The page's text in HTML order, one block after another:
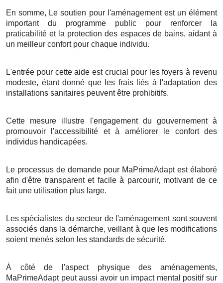
En somme, Le soutien pour l'aménagement est un élément
important du programme public pour renforcer la
praticabilité et la protection des espaces de bains, aidant à
un meilleur confort pour chaque individu.
L'entrée pour cette aide est crucial pour les foyers à revenu
modeste, étant donné que les frais liés à l'adaptation des
installations sanitaires peuvent être prohibitifs.
Cette mesure illustre l'engagement du gouvernement à
promouvoir l'accessibilité et à améliorer le confort des
individus handicapées.
Le processus de demande pour MaPrimeAdapt est élaboré
afin d'être transparent et facile à parcourir, motivant de ce
fait une utilisation plus large.
Les spécialistes du secteur de l'aménagement sont souvent
associés dans la démarche, veillant à que les modifications
soient menés selon les standards de sécurité.
À côté de l'aspect physique des aménagements,
MaPrimeAdapt peut aussi avoir un impact mental positif sur